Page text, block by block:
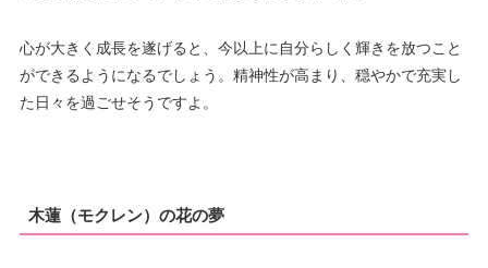
心が大きく成長を遂げると、今以上に自分らしく輝きを放つこと
ができるようになるでしょう。精神性が高まり、穏やかで充実し
た日々を過ごせそうですよ。
木蓮（モクレン）の花の夢